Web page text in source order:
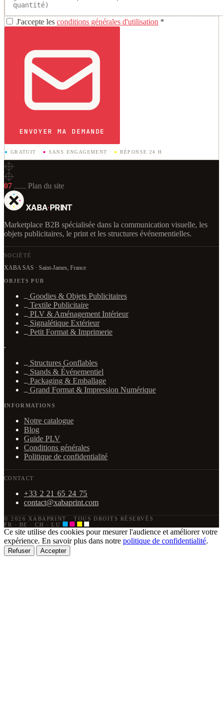
J'accepte les conditions générales d'utilisation *
ENVOYER MA DEMANDE
● GRATUIT · ● SANS ENGAGEMENT · ● RÉPONSE 24 H
07 Plan du site
XABA·PRINT
Marketplace B2B spécialisée dans la communication visuelle, les
objets publicitaires, le print et les structures événementielles.
SOCIÉTÉ
XABA SAS · Saint-James, France
OBJETS PUB
Goodies & Objets Publicitaires
Textile Publicitaire
PLV & Aménagement Intérieur
Signalétique Extérieur
Petit Format & Imprimerie
·
Structures Gonflables
Stands & Événementiel
Packaging & Emballage
Grand Format & Impression Numérique
INFORMATIONS
Notre catalogue
Blog
Guide PLV
Conditions générales
Politique de confidentialité
CONTACT
+33 2 21 65 24 75
contact@xabaprint.com
© 2026 XABAPRINT ·
TOUS DROITS RÉSERVÉS
FR · BE · CH · LU
Ce site utilise des cookies pour mesurer l'audience et améliorer votre
expérience. En savoir plus dans notre politique de confidentialité.
Refuser Accepter